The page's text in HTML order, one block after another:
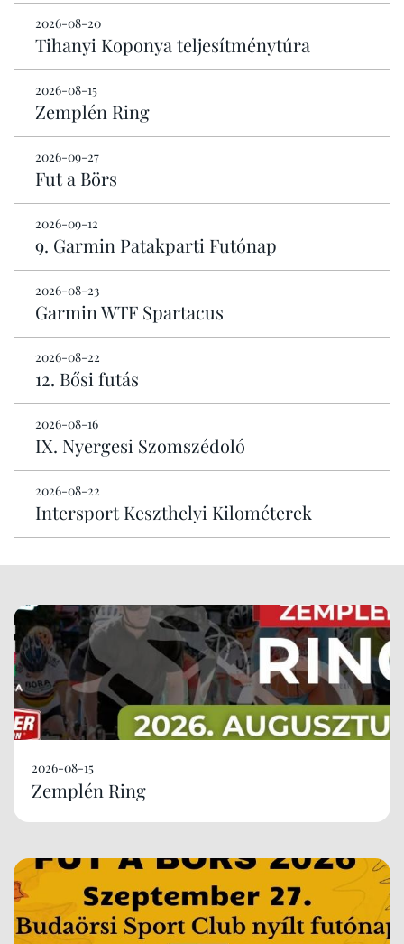
2026-08-20
Tihanyi Koponya teljesítménytúra
2026-08-15
Zemplén Ring
2026-09-27
Fut a Börs
2026-09-12
9. Garmin Patakparti Futónap
2026-08-23
Garmin WTF Spartacus
2026-08-22
12. Bősi futás
2026-08-16
IX. Nyergesi Szomszédoló
2026-08-22
Intersport Keszthelyi Kilométerek
2026-08-15
Zemplén Ring